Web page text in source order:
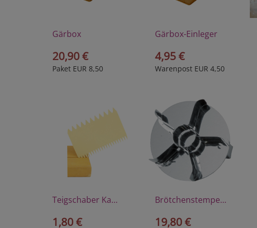
Gärbox
20,90 €
Paket EUR 8,50
Gärbox-Einleger
4,95 €
Warenpost EUR 4,50
Teigschaber Kamm
1,80 €
Brötchenstempel Kaisersemmel
19,80 €